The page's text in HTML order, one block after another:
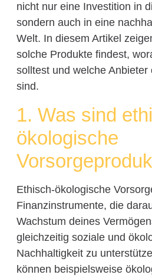
nicht nur eine Investition in
sondern auch in eine
Welt. In diesem Artikel
solche Produkte findest,
solltest und welche Anbieter
sind.
1. Was sind
ökologische
Ethisch-ökologische
Finanzinstrumente, die
Wachstum deines
gleichzeitig soziale und
Nachhaltigkeit zu
können beispielsweise